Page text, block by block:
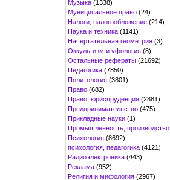
Музыка (1338)
Муниципальное право (24)
Налоги, налогообложение (214)
Наука и техника (1141)
Начертательная геометрия (3)
Оккультизм и уфология (8)
Остальные рефераты (21692)
Педагогика (7850)
Политология (3801)
Право (682)
Право, юриспруденция (2881)
Предпринимательство (475)
Прикладные науки (1)
Промышленность, производство
Психология (8692)
психология, педагогика (4121)
Радиоэлектроника (443)
Реклама (952)
Религия и мифология (2967)